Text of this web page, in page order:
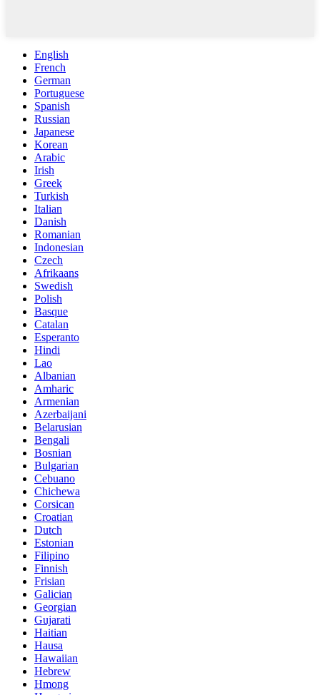
English
French
German
Portuguese
Spanish
Russian
Japanese
Korean
Arabic
Irish
Greek
Turkish
Italian
Danish
Romanian
Indonesian
Czech
Afrikaans
Swedish
Polish
Basque
Catalan
Esperanto
Hindi
Lao
Albanian
Amharic
Armenian
Azerbaijani
Belarusian
Bengali
Bosnian
Bulgarian
Cebuano
Chichewa
Corsican
Croatian
Dutch
Estonian
Filipino
Finnish
Frisian
Galician
Georgian
Gujarati
Haitian
Hausa
Hawaiian
Hebrew
Hmong